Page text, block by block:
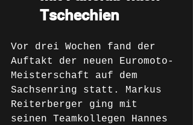
Tschechien
Vor drei Wochen fand der
Auftakt der neuen Euromoto-
Meisterschaft auf dem
Sachsenring statt. Markus
Reiterberger ging mit
seinen Teamkollegen Hannes